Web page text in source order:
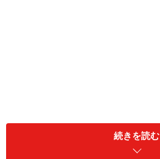
続きを読む